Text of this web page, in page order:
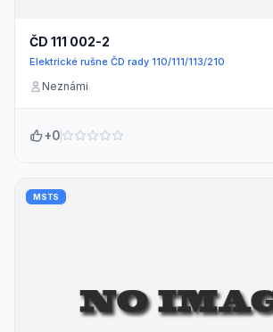
ČD 111 002-2
Elektrické rušne ČD rady 110/111/113/210
Neznámi
+0
MSTS